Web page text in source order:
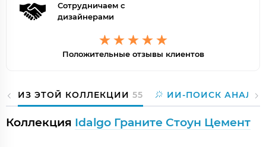
Сотрудничаем с
дизайнерами
Положительные отзывы клиентов
ИЗ ЭТОЙ КОЛЛЕКЦИИ 55 ИИ-ПОИСК
Коллекция Idalgo Граните Стоун Цемент